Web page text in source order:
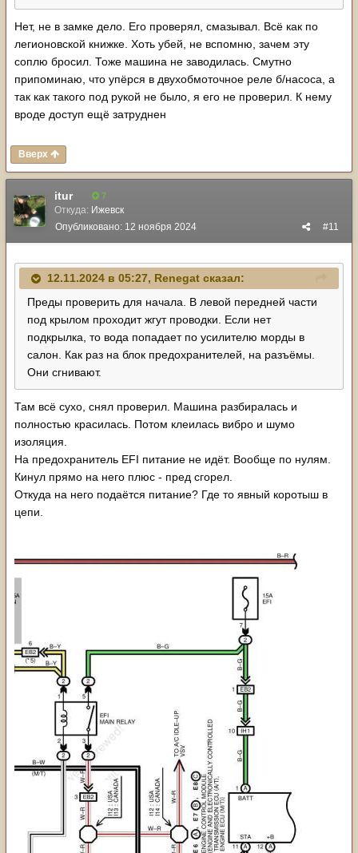
Нет, не в замке дело. Его проверял, смазывал. Всё как по
легионовской книжке. Хоть убей, не вспомню, зачем эту
соплю бросил. Тоже машина не заводилась. Смутно
припоминаю, что упёрся в двухобмоточное реле б/насоса, а
так как такого под рукой не было, я его не проверил. К нему
вроде доступ ещё затруднен
Вверх
itur 7
Откуда: Ижевск
#11
Опубликовано: 12 ноября 2024
12.11.2024 в 05:27, Renegat сказал:
Преды проверить для начала. В левой передней части
под крылом проходит жгут проводки. Если нет
подкрылка, то вода попадает по усилителю морды в
салон. Как раз на блок предохранителей, на разъёмы.
Они сгнивают.
Там всё сухо, снял проверил. Машина разбиралась и
полностью красилась. Потом клеилась вибро и шумо
изоляция.
На предохранитель EFI питание не идёт. Вообще по нулям.
Кинул прямо на него плюс - пред сгорел.
Откуда на него подаётся питание? Где то явный коротыш в
цепи.